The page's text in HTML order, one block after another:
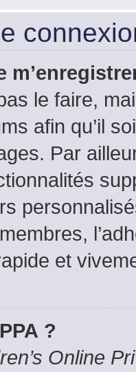
le faire,
afin qu’il
Par
et
?
Online